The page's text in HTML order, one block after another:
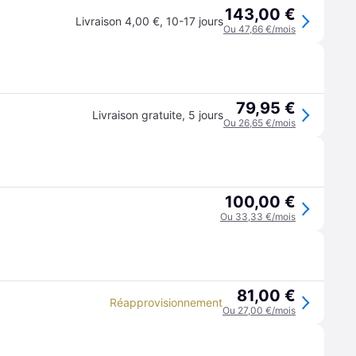
Livraison 4,00 €, 10-17 jours143,00 €
Ou 47,66 €/mois
Livraison gratuite, 5 jours 79,95 €
Ou 26,65 €/mois
100,00 €
Ou 33,33 €/mois
Réapprovisionnement 81,00 €
Ou 27,00 €/mois